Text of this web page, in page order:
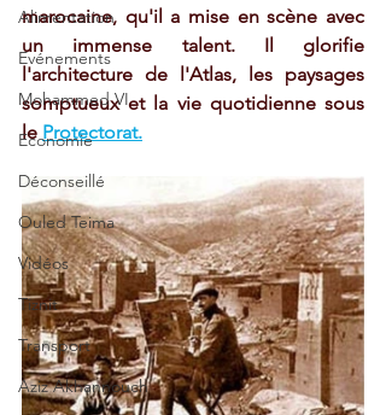
Alimentation
Evénements
Mohammed VI
Economie
Déconseillé
Ouled Teima
Vidéos
Tiznit
Transport
Aziz Akhannouch
marocaine, qu'il a mise en scène avec
un immense talent. Il glorifie
l'architecture de l'Atlas, les paysages
somptueux et la vie quotidienne sous
le Protectorat.